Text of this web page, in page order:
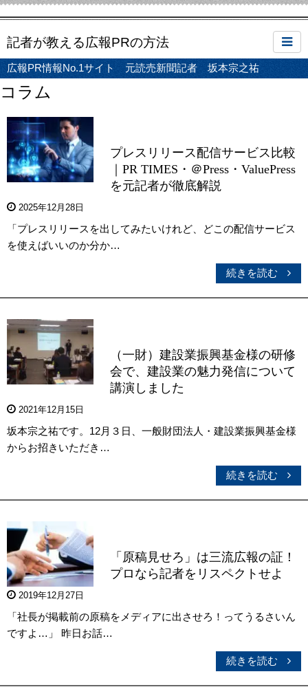
記者が教える広報PRの方法
広報PR情報No.1サイト 元読売新聞記者 坂本宗之祐
コラム
プレスリリース配信サービス比較
｜PR TIMES・＠Press・ValuePress
を元記者が徹底解説
2025年12月28日
「プレスリリースを出してみたいけれど、どこの配信サービス
を使えばいいのか分か…
続きを読む
（一財）建設業振興基金様の研修
会で、建設業の魅力発信について
講演しました
2021年12月15日
坂本宗之祐です。12月３日、一般財団法人・建設業振興基金様
からお招きいただき…
続きを読む
「原稿見せろ」は三流広報の証！
プロなら記者をリスペクトせよ
2019年12月27日
「社長が掲載前の原稿をメディアに出させろ！ってうるさいん
ですよ…」 昨日お話…
続きを読む